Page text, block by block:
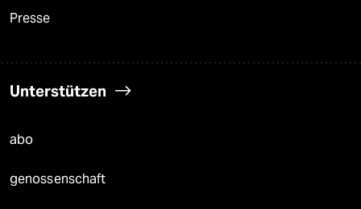
Presse
Unterstützen
abo
genossenschaft